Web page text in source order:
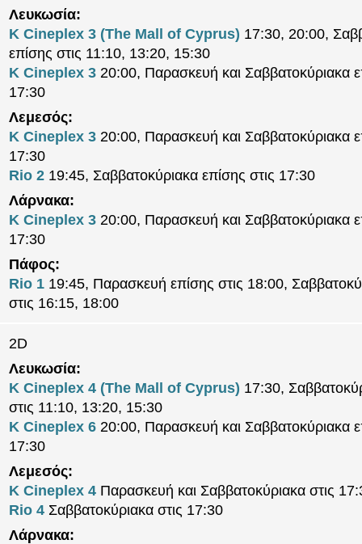
Λευκωσία:
K Cineplex 3 (The Mall of Cyprus) 17:30, 20:00,
επίσης στις 11:10, 13:20, 15:30
K Cineplex 3 20:00, Παρασκευή και Σαββατοκύριακα
17:30
Λεμεσός:
K Cineplex 3 20:00, Παρασκευή και Σαββατοκύριακα
17:30
Rio 2 19:45, Σαββατοκύριακα επίσης στις 17:30
Λάρνακα:
K Cineplex 3 20:00, Παρασκευή και Σαββατοκύριακα
17:30
Πάφος:
Rio 1 19:45, Παρασκευή επίσης στις 18:00,
στις 16:15, 18:00
2D
Λευκωσία:
K Cineplex 4 (The Mall of Cyprus) 17:30,
στις 11:10, 13:20, 15:30
K Cineplex 6 20:00, Παρασκευή και Σαββατοκύριακα
17:30
Λεμεσός:
K Cineplex 4 Παρασκευή και Σαββατοκύριακα στις
Rio 4 Σαββατοκύριακα στις 17:30
Λάρνακα: